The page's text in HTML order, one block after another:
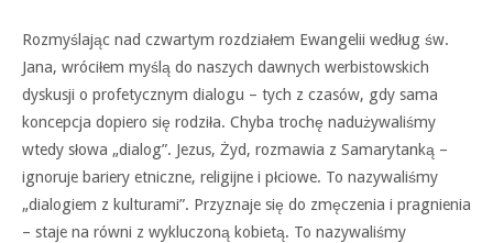
Rozmyślając nad czwartym rozdziałem Ewangelii według św.
Jana, wróciłem myślą do naszych dawnych werbistowskich
dyskusji o profetycznym dialogu – tych z czasów, gdy sama
koncepcja dopiero się rodziła. Chyba trochę nadużywaliśmy
wtedy słowa „dialog”. Jezus, Żyd, rozmawia z Samarytanką –
ignoruje bariery etniczne, religijne i płciowe. To nazywaliśmy
„dialogiem z kulturami”. Przyznaje się do zmęczenia i pragnienia
– staje na równi z wykluczoną kobietą. To nazywaliśmy